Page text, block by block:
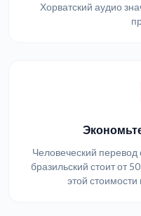
Хорватский аудио
Человеческий перевод
бразильский стоит от
этой